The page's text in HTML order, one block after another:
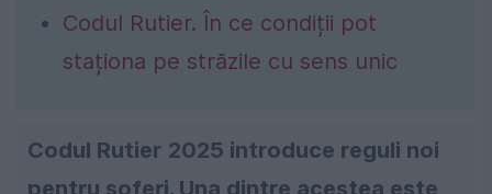
Codul Rutier. În ce condiții pot
staționa pe străzile cu sens unic
Codul Rutier 2025 introduce reguli noi
pentru șoferi. Una dintre acestea este